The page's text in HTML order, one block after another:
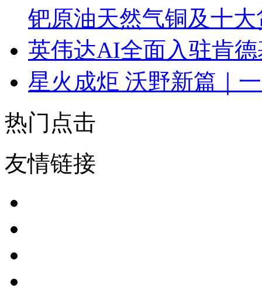
钯原油天然气铜及十
英伟达AI全面入驻肯
星火成炬 沃野新篇｜
热门点击
友情链接